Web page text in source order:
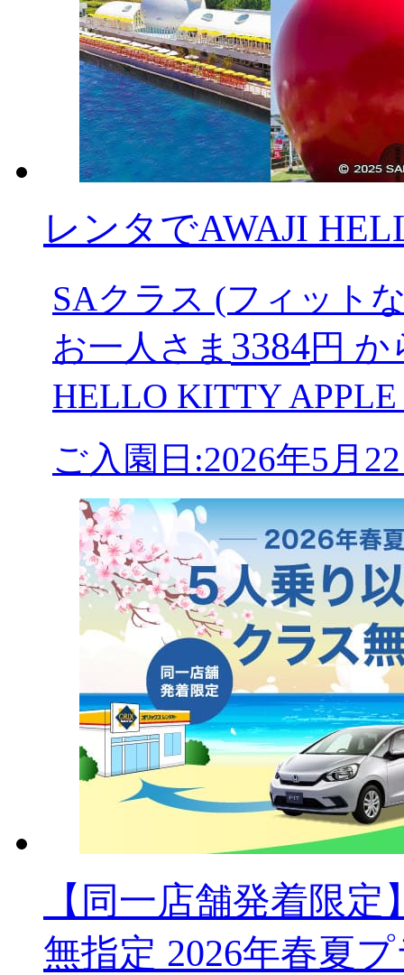
レンタでAWAJI
SAクラス (フィット
お一人さま 3384円 か
HELLO KITTY
ご入園日:2026年5月
【同一店舗発着限
無指定 2026年春夏